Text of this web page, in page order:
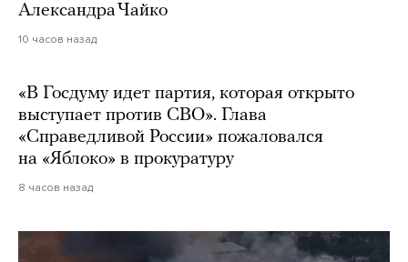
Александра Чайко
10 часов назад
«В Госдуму идет партия, которая открыто
выступает против СВО». Глава
«Справедливой России» пожаловался
на «Яблоко» в прокуратуру
8 часов назад